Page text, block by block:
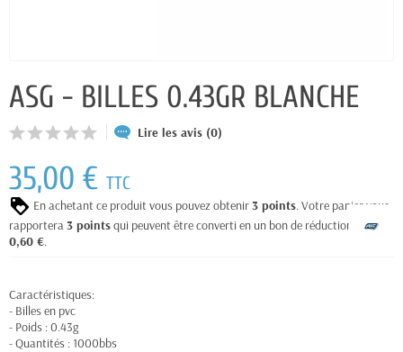
ASG - BILLES 0.43GR BLANCHE
Lire les avis (0)
35,00 € TTC
En achetant ce produit vous pouvez obtenir3 points. Votre panier vous
rapportera3 pointsqui peuvent être converti en un bon de réduction de
0,60 €.
Caractéristiques:
- Billes en pvc
- Poids : 0.43g
- Quantités : 1000bbs